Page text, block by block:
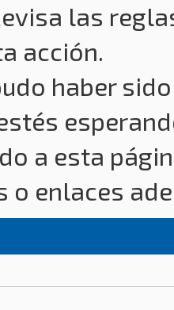
las
acción.
haber
a esta
o enlaces